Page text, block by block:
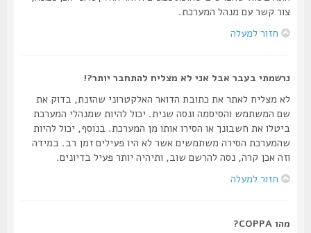
צור קשר עם מנהל המערכת.
חזור למעלה
נרשמתי בעבר אבל אני לא מצליח להתחבר יותר?!
לא מצליח לאתר את כתובת הדואר האלקטרוני שהזנת, בדוק את
שם המשתמש והסיסמה ונסה שנית. יכול להיות שמנהלי המערכת
ביטלו את חשבונך או הסירו אותו מן המערכת. בנוסף, יכול להיות
שהמערכת הסירה משתמשים אשר לא היו פעילים זמן רב. במידה
וזה אכן קרה, נסה להרשם שוב, ותיהיה יותר פעיל בדיונים.
חזור למעלה